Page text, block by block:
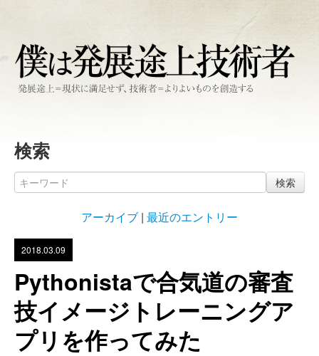
検索
検索
アーカイブ | 最近のエントリー
2018.03.09
Pythonistaで合気道の審査
技イメージトレーニングア
プリを作ってみた